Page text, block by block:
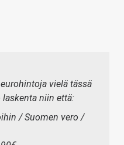
vielä tässä
laskenta niin että:
/ Suomen vero /